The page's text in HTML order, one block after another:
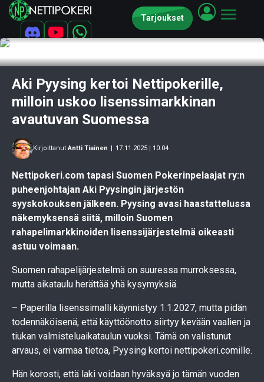
Tarjoukset
Aki Pyysing kertoi Nettipokerille,
milloin uskoo lisenssimarkkinan
avautuvan Suomessa
KirjoittanutAntti Tiainen | 17.11.2025 | 10.04
Nettipokeri.com tapasi Suomen Pokerinpelaajat ry:n
puheenjohtajan Aki Pyysingin järjestön
syyskokouksen jälkeen. Pyysing avasi haastattelussa
näkemyksensä siitä, milloin Suomen
rahapelimarkkinoiden lisenssijärjestelmä oikeasti
astuu voimaan.
Suomen rahapelijärjestelmä on suuressa murroksessa,
mutta aikataulu herättää yhä kysymyksiä.
– Paperilla lisenssimalli käynnistyy 1.1.2027, mutta pidän
todennäköisenä, että käyttöönotto siirtyy kevään vaalien ja
tiukan valmisteluaikataulun vuoksi. Tämä on valistunut
arvaus, ei varmaa tietoa, Pyysing kertoi nettipokeri.comille.
Hän korosti, että laki voidaan hyväksyä jo tämän vuoden